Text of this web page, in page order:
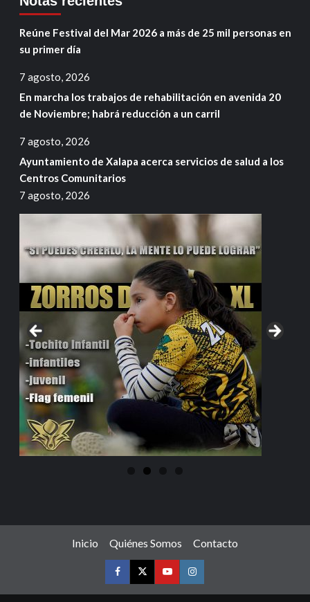
Reúne Festival del Mar 2026 a más de 25 mil personas en
su primer día
7 agosto, 2026
En marcha los trabajos de rehabilitación en avenida 20
de Noviembre; habrá reducción a un carril
7 agosto, 2026
Ayuntamiento de Xalapa acerca servicios de salud a los
Centros Comunitarios
7 agosto, 2026
Inicio Quiénes Somos Contacto